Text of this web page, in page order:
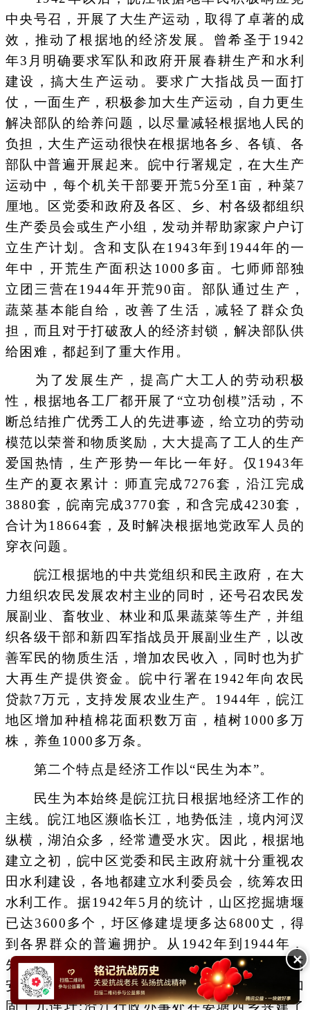
中央号召，开展了大生产运动，取得了卓著的成
效，推动了根据地的经济发展。曾希圣于1942
年3月明确要求军队和政府开展春耕生产和水利
建设，搞大生产运动。要求广大指战员一面打
仗，一面生产，积极参加大生产运动，自力更生
解决部队的给养问题，以尽量减轻根据地人民的
负担，大生产运动很快在根据地各乡、各镇、各
部队中普遍开展起来。皖中行署规定，在大生产
运动中，每个机关干部要开荒5分至1亩，种菜7
厘地。区党委和政府及各区、乡、村各级都组织
生产委员会或生产小组，发动并帮助家家户户订
立生产计划。含和支队在1943年到1944年的一
年中，开荒生产面积达1000多亩。七师师部独
立团三营在1944年开荒90亩。部队通过生产，
蔬菜基本能自给，改善了生活，减轻了群众负
担，而且对于打破敌人的经济封锁，解决部队供
给困难，都起到了重大作用。
为了发展生产，提高广大工人的劳动积极
性，根据地各工厂都开展了“立功创模”活动，不
断总结推广优秀工人的先进事迹，给立功的劳动
模范以荣誉和物质奖励，大大提高了工人的生产
爱国热情，生产形势一年比一年好。仅1943年
生产的夏衣累计：师直完成7276套，沿江完成
3880套，皖南完成3770套，和含完成4230套，
合计为18664套，及时解决根据地党政军人员的
穿衣问题。
皖江根据地的中共党组织和民主政府，在大
力组织农民发展农村主业的同时，还号召农民发
展副业、畜牧业、林业和瓜果蔬菜等生产，并组
织各级干部和新四军指战员开展副业生产，以改
善军民的物质生活，增加农民收入，同时也为扩
大再生产提供资金。皖中行署在1942年向农民
贷款7万元，支持发展农业生产。1944年，皖江
地区增加种植棉花面积数万亩，植树1000多万
株，养鱼1000多万条。
第二个特点是经济工作以“民生为本”。
民生为本始终是皖江抗日根据地经济工作的
主线。皖江地区濒临长江，地势低洼，境内河汊
纵横，湖泊众多，经常遭受水灾。因此，根据地
建立之初，皖中区党委和民主政府就十分重视农
田水利建设，各地都建立水利委员会，统筹农田
水利工作。据1942年5月的统计，山区挖掘塘堰
已达3600多个，圩区修建堤埂多达6800丈，得
到各界群众的普遍拥护。从1942年到1944年，
先后修建的大型水利工程就有：繁昌县组织高
安、孙村等地农民修建了沿江大闸的高安闸，加
固了九连圩;沿江行政办事处在晏塘西乡兴建了
✕